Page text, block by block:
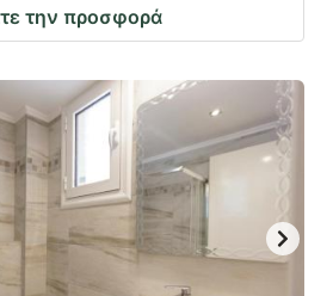
την προσφορά